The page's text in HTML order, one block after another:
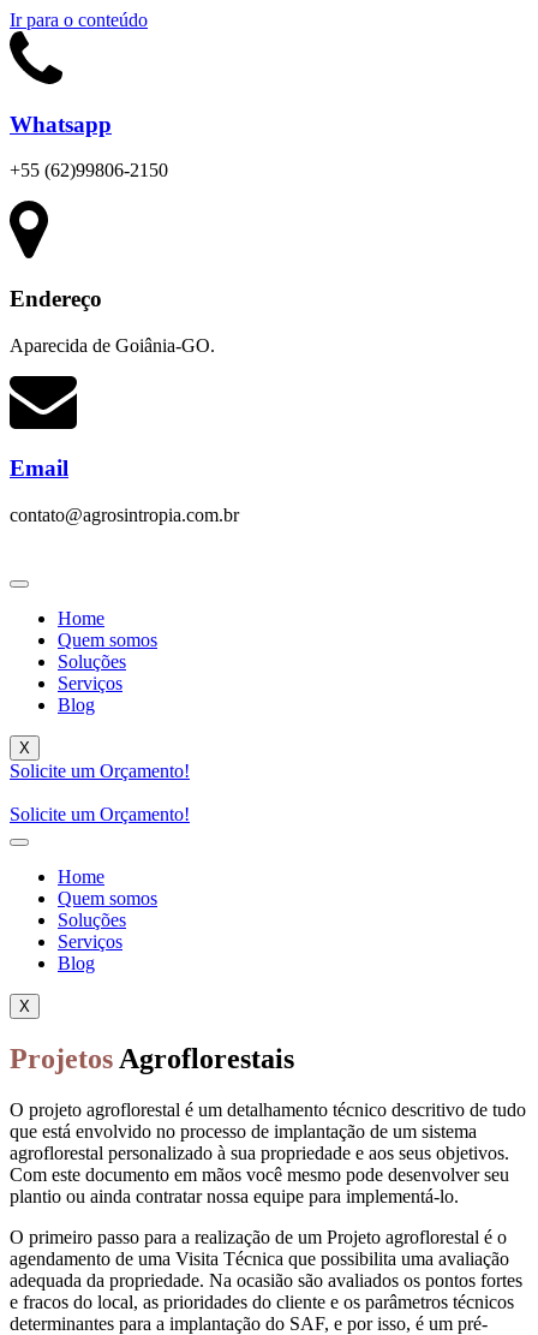
Ir para o conteúdo
Whatsapp
+55 (62)99806-2150
Endereço
Aparecida de Goiânia-GO.
Email
contato@agrosintropia.com.br
Home
Quem somos
Soluções
Serviços
Blog
X
Solicite um Orçamento!
Solicite um Orçamento!
Home
Quem somos
Soluções
Serviços
Blog
X
Projetos Agroflorestais
O projeto agroflorestal é um detalhamento técnico descritivo de tudo
que está envolvido no processo de implantação de um sistema
agroflorestal personalizado à sua propriedade e aos seus objetivos.
Com este documento em mãos você mesmo pode desenvolver seu
plantio ou ainda contratar nossa equipe para implementá-lo.
O primeiro passo para a realização de um Projeto agroflorestal é o
agendamento de uma Visita Técnica que possibilita uma avaliação
adequada da propriedade. Na ocasião são avaliados os pontos fortes
e fracos do local, as prioridades do cliente e os parâmetros técnicos
determinantes para a implantação do SAF, e por isso, é um pré-